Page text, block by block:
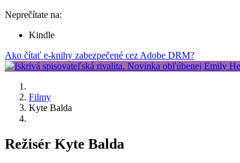
Neprečítate na:
Kindle
Ako čítať e-knihy zabezpečené cez Adobe DRM?
Filmy
Kyte Balda
Režisér Kyte Balda